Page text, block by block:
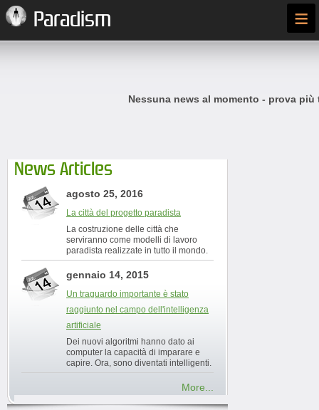
Paradism ≡
Nessuna news al momento - prova più
News Articles
agosto 25, 2016
La città del progetto paradista
La costruzione delle città che
serviranno come modelli di lavoro
paradista realizzate in tutto il mondo.
gennaio 14, 2015
Un traguardo importante è stato
raggiunto nel campo dell'intelligenza
artificiale
Dei nuovi algoritmi hanno dato ai
computer la capacità di imparare e
capire. Ora, sono diventati intelligenti.
More...